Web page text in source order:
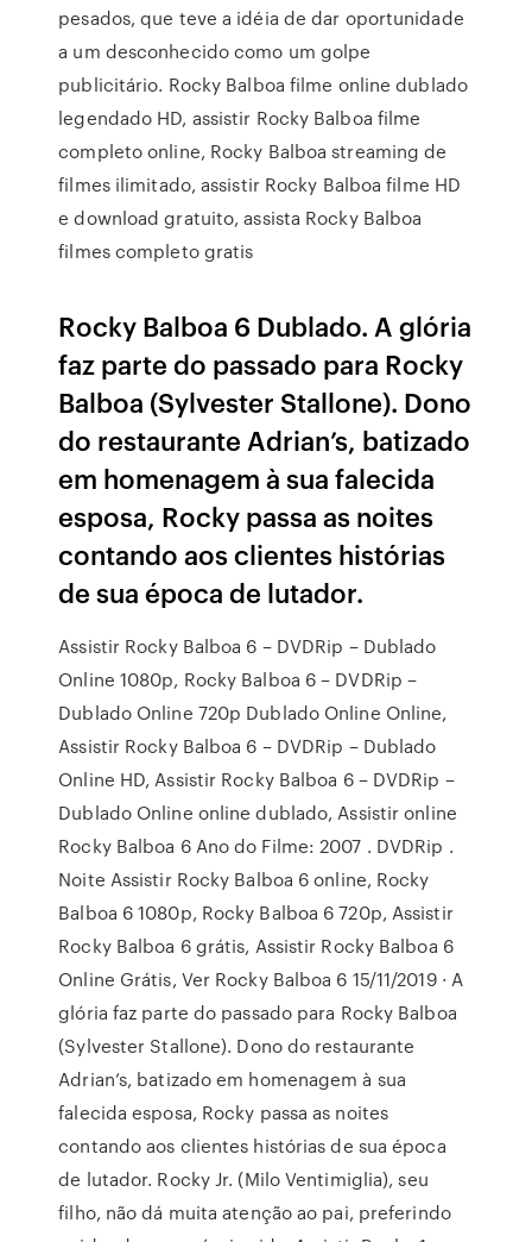
pesados, que teve a idéia de dar oportunidade
a um desconhecido como um golpe
publicitário. Rocky Balboa filme online dublado
legendado HD, assistir Rocky Balboa filme
completo online, Rocky Balboa streaming de
filmes ilimitado, assistir Rocky Balboa filme HD
e download gratuito, assista Rocky Balboa
filmes completo gratis
Rocky Balboa 6 Dublado. A glória
faz parte do passado para Rocky
Balboa (Sylvester Stallone). Dono
do restaurante Adrian’s, batizado
em homenagem à sua falecida
esposa, Rocky passa as noites
contando aos clientes histórias
de sua época de lutador.
Assistir Rocky Balboa 6 – DVDRip – Dublado
Online 1080p, Rocky Balboa 6 – DVDRip –
Dublado Online 720p Dublado Online Online,
Assistir Rocky Balboa 6 – DVDRip – Dublado
Online HD, Assistir Rocky Balboa 6 – DVDRip –
Dublado Online online dublado, Assistir online
Rocky Balboa 6 Ano do Filme: 2007 . DVDRip .
Noite Assistir Rocky Balboa 6 online, Rocky
Balboa 6 1080p, Rocky Balboa 6 720p, Assistir
Rocky Balboa 6 grátis, Assistir Rocky Balboa 6
Online Grátis, Ver Rocky Balboa 6 15/11/2019 · A
glória faz parte do passado para Rocky Balboa
(Sylvester Stallone). Dono do restaurante
Adrian’s, batizado em homenagem à sua
falecida esposa, Rocky passa as noites
contando aos clientes histórias de sua época
de lutador. Rocky Jr. (Milo Ventimiglia), seu
filho, não dá muita atenção ao pai, preferindo